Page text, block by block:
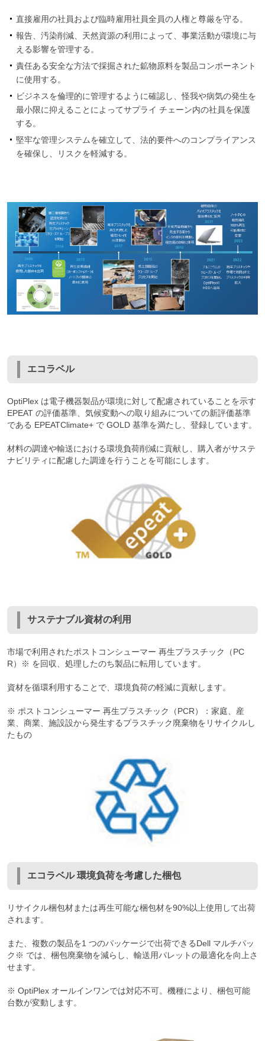
直接雇用の社員および臨時雇用社員全員の人権と尊厳を守る。
報告、汚染削減、天然資源の利用によって、事業活動が環境に与
える影響を管理する。
責任ある安全な方法で採掘された鉱物原料を製品コンポーネント
に使用する。
ビジネスを倫理的に管理するように確認し、怪我や病気の発生を
最小限に抑えることによってサプライ チェーン内の社員を保護
する。
堅牢な管理システムを確立して、法的要件へのコンプライアンス
を確保し、リスクを軽減する。
エコラベル
OptiPlex は電子機器製品が環境に対して配慮されていることを示す
EPEAT の評価基準、気候変動への取り組みについての新評価基準
である EPEATClimate+ で GOLD 基準を満たし、登録しています。
材料の調達や輸送における環境負荷削減に貢献し、購入者がサステ
ナビリティに配慮した調達を行うことを可能にします。
サステナブル資材の利用
市場で利用されたポストコンシューマー 再生プラスチック（PC
R）※ を回収、処理したのち製品に転用しています。
資材を循環利用することで、環境負荷の軽減に貢献します。
※ ポストコンシューマー 再生プラスチック（PCR）：家庭、産
業、商業、施設設から発生するプラスチック廃棄物をリサイクルし
たもの
エコラベル 環境負荷を考慮した梱包
リサイクル梱包材または再生可能な梱包材を90%以上使用して出荷
されます。
また、複数の製品を1 つのパッケージで出荷できるDell マルチパッ
ク※ では、梱包廃棄物を減らし、輸送用パレットの最適化を向上さ
せます。
※ OptiPlex オールインワンでは対応不可。機種により、梱包可能
台数が変動します。